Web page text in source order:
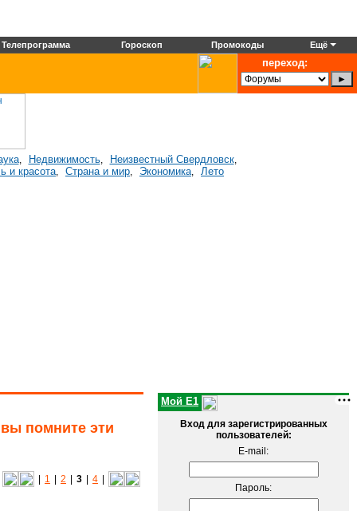
Телепрограмма Гороскоп Промокоды Ещё
переход:
, Недвижимость, Неизвестный Свердловск,
и красота, Страна и мир, Экономика, Лето
помните эти
1 2 3 4
Мой E1
Вход для зарегистрированных
пользователей:
E-mail:
Пароль: